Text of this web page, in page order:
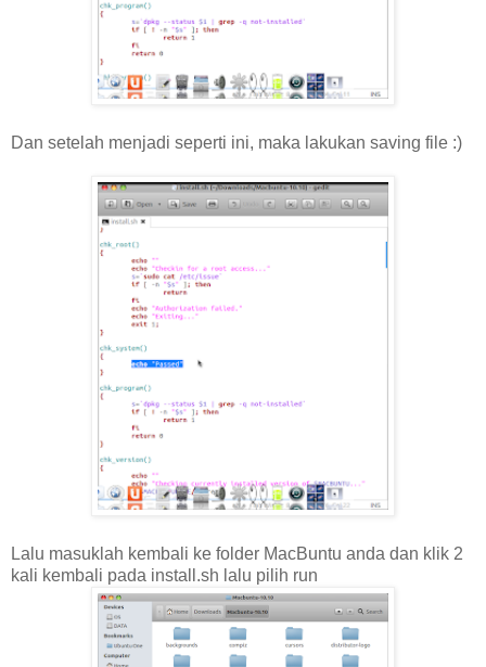
Dan setelah menjadi seperti ini, maka lakukan saving file :)
Lalu masuklah kembali ke folder MacBuntu anda dan klik 2
kali kembali pada install.sh lalu pilih run